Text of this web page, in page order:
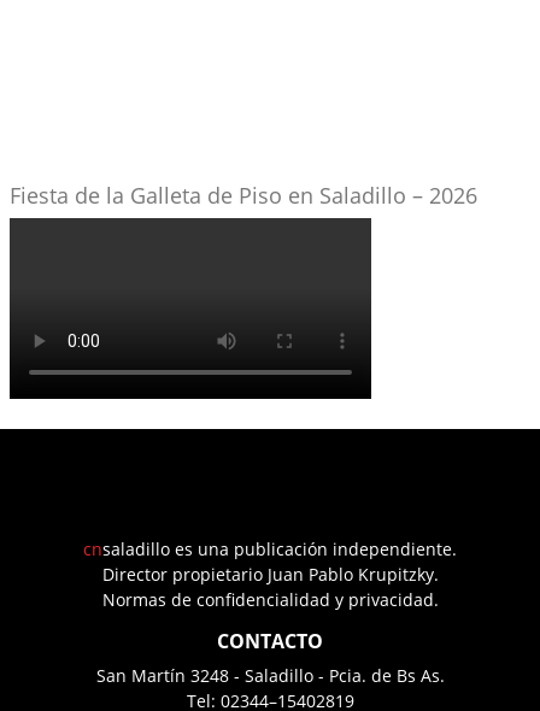
Fiesta de la Galleta de Piso en Saladillo – 2026
cnsaladillo es una publicación independiente.
Director propietario Juan Pablo Krupitzky.
Normas de confidencialidad y privacidad.
CONTACTO
San Martín 3248 - Saladillo - Pcia. de Bs As.
Tel: 02344–15402819